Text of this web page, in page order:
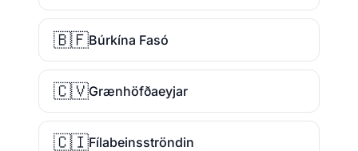
🇧🇫Búrkína Fasó
🇨🇻Grænhöfðaeyjar
🇨🇮Fílabeinsströndin